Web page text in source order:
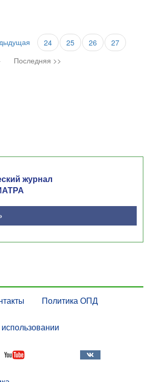
24 25 26
27
Последняя >>
журнал
Политика ОПД